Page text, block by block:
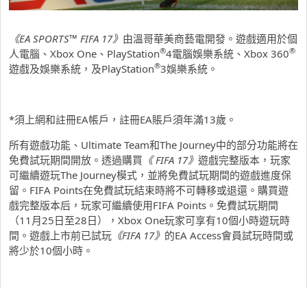
《EA SPORTS™ FIFA 17》 由溫哥華美商藝電開發。遊戲適用於個
人電腦、Xbox One、PlayStation®4電腦娛樂系統、Xbox 360®
遊戲及娛樂系統，及PlayStation®3娛樂系統。
*須上網和註冊EA帳戶，註冊EA賬戶須年滿13歲。
所有遊戲功能、Ultimate Team和The Journey中的部分功能將在
免費試玩期間開放。透過購買 《FIFA 17》 遊戲完整版本，玩家
可繼續遊玩The Journey模式，並將免費試玩期間的遊戲進度保
留。FIFA Points在免費試玩結束時將不可轉移或退還。購買遊
戲完整版本后，玩家可繼續使用FIFA Points。免費試玩期間
（11月25日至28日），Xbox One玩家可享有10個小時遊玩時
間。遊戲上市前已試玩 《FIFA 17》 的EA Access會員試玩時間或
將少於10個小時。